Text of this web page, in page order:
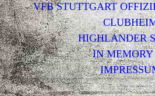
VFB STUTTGART
HIGHLANDER
IN MEMORY